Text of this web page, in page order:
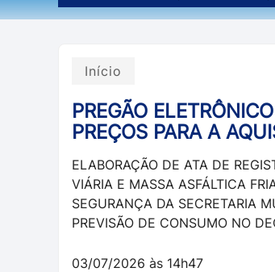
Início
PREGÃO
PREÇOS PARA A
ELABORAÇÃO DE ATA DE
VIÁRIA E MASSA ASFÁLTICA
SEGURANÇA DA SECRETARIA
PREVISÃO DE CONSUMO NO
03/07/2026 às 14h47